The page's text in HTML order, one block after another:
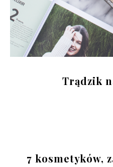
Trądzik
7 kosmetyków,